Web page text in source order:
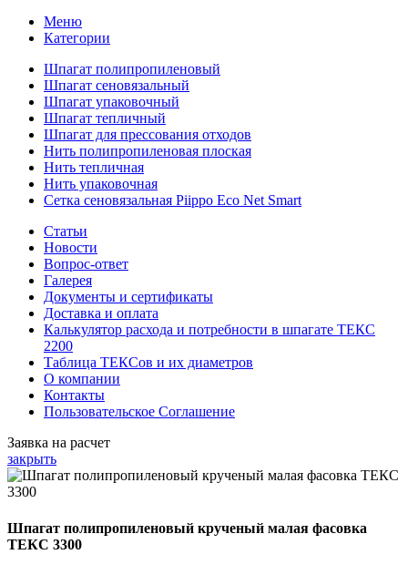
Меню
Категории
Шпагат полипропиленовый
Шпагат сеновязальный
Шпагат упаковочный
Шпагат тепличный
Шпагат для прессования отходов
Нить полипропиленовая плоская
Нить тепличная
Нить упаковочная
Сетка сеновязальная Piippo Eco Net Smart
Статьи
Новости
Вопрос-ответ
Галерея
Документы и сертификаты
Доставка и оплата
Калькулятор расхода и потребности в шпагате ТЕКС
2200
Таблица ТЕКСов и их диаметров
О компании
Контакты
Пользовательское Соглашение
Заявка на расчет
закрыть
Шпагат полипропиленовый крученый малая фасовка
ТЕКС 3300